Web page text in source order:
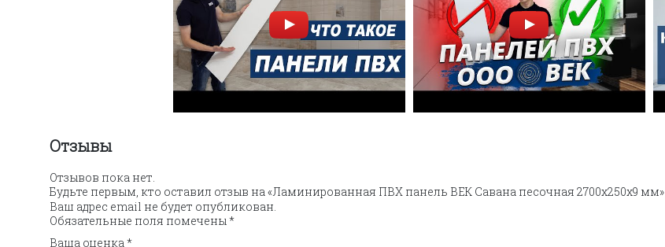
Отзывы
Отзывов пока нет.
Будьте первым, кто оставил отзыв на «Ламинированная ПВХ панель ВЕК Савана песочная 2700х250х9 мм»
Ваш адрес email не будет опубликован.
Обязательные поля помечены*
Ваша оценка*